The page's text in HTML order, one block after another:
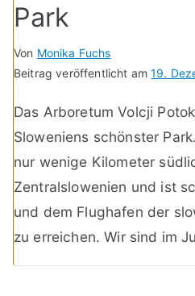
Park
Von Monika Fuchs
Beitrag veröffentlicht am19.
Das Arboretum Volcji
Sloweniens schönster
nur wenige Kilometer
Zentralslowenien und ist
und dem Flughafen der
zu erreichen. Wir sind im